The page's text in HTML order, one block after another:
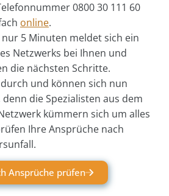
0800 30 111 60
online.
5 Minuten meldet sich ein
Netzwerks bei Ihnen und
die nächsten Schritte.
und können sich nun
die Spezialisten aus dem
kümmern sich um alles
Ihre Ansprüche nach
Ansprüche prüfen